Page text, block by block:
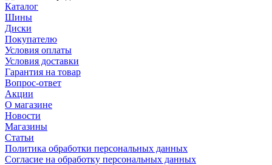
Каталог
Шины
Диски
Покупателю
Условия оплаты
Условия доставки
Гарантия на товар
Вопрос-ответ
Акции
О магазине
Новости
Магазины
Статьи
Политика обработки персональных данных
Согласие на обработку персональных данных